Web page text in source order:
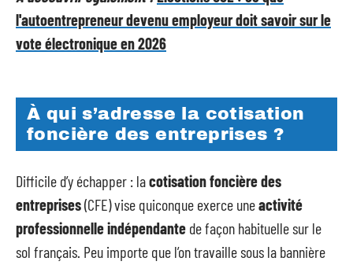
l'autoentrepreneur devenu employeur doit savoir sur le
vote électronique en 2026
À qui s’adresse la cotisation
foncière des entreprises ?
Difficile d’y échapper : lacotisation foncière des
entreprises(CFE) vise quiconque exerce uneactivité
professionnelle indépendante de façon habituelle sur le
sol français. Peu importe que l’on travaille sous la bannière